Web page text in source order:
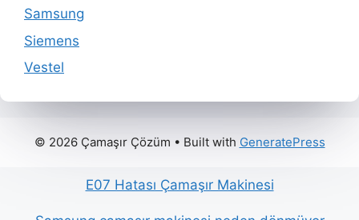
Samsung
Siemens
Vestel
© 2026 Çamaşır Çözüm • Built with GeneratePress
E07 Hatası Çamaşır Makinesi